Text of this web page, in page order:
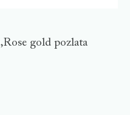
gold pozlata